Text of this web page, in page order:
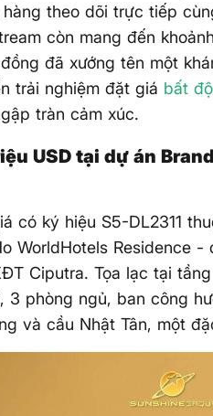
hàng theo dõi trực tiếp
còn mang đến
đã xướng tên một
trải nghiệm đặt giá bất
tràn cảm xúc.
USD tại dự án
có ký hiệu S5-DL2311
WorldHotels Residence
Ciputra. Tọa lạc tại
3 phòng ngủ, ban công
và cầu Nhật Tân, một